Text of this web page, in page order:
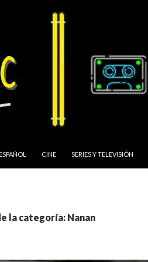
CINE SERIES Y TELEVISIÓN
la categoría: Nanan